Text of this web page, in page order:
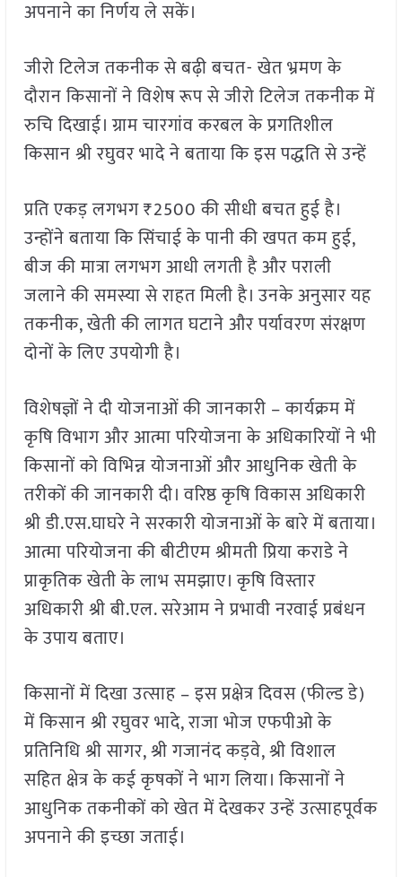
अपनाने का निर्णय ले सकें।
जीरो टिलेज तकनीक से बढ़ी बचत- खेत भ्रमण के
दौरान किसानों ने विशेष रूप से जीरो टिलेज तकनीक में
रुचि दिखाई। ग्राम चारगांव करबल के प्रगतिशील
किसान श्री रघुवर भादे ने बताया कि इस पद्धति से उन्हें
प्रति एकड़ लगभग ₹2500 की सीधी बचत हुई है।
उन्होंने बताया कि सिंचाई के पानी की खपत कम हुई,
बीज की मात्रा लगभग आधी लगती है और पराली
जलाने की समस्या से राहत मिली है। उनके अनुसार यह
तकनीक, खेती की लागत घटाने और पर्यावरण संरक्षण
दोनों के लिए उपयोगी है।
विशेषज्ञों ने दी योजनाओं की जानकारी – कार्यक्रम में
कृषि विभाग और आत्मा परियोजना के अधिकारियों ने भी
किसानों को विभिन्न योजनाओं और आधुनिक खेती के
तरीकों की जानकारी दी। वरिष्ठ कृषि विकास अधिकारी
श्री डी.एस.घाघरे ने सरकारी योजनाओं के बारे में बताया।
आत्मा परियोजना की बीटीएम श्रीमती प्रिया कराडे ने
प्राकृतिक खेती के लाभ समझाए। कृषि विस्तार
अधिकारी श्री बी.एल. सरेआम ने प्रभावी नरवाई प्रबंधन
के उपाय बताए।
किसानों में दिखा उत्साह – इस प्रक्षेत्र दिवस (फील्ड डे)
में किसान श्री रघुवर भादे, राजा भोज एफपीओ के
प्रतिनिधि श्री सागर, श्री गजानंद कड़वे, श्री विशाल
सहित क्षेत्र के कई कृषकों ने भाग लिया। किसानों ने
आधुनिक तकनीकों को खेत में देखकर उन्हें उत्साहपूर्वक
अपनाने की इच्छा जताई।